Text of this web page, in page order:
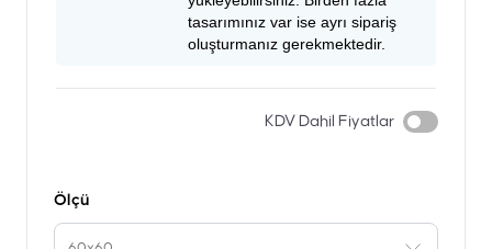
tasarımınız var ise ayrı sipariş
oluşturmanız gerekmektedir.
KDV Dahil Fiyatlar
Ölçü